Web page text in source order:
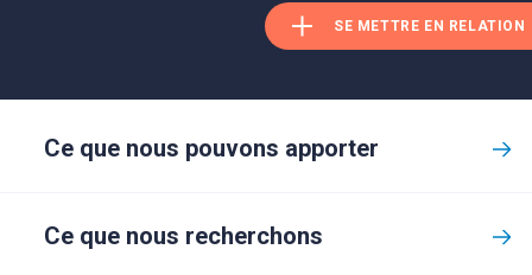
SE METTRE EN RELATION
Ce que nous pouvons apporter
Ce que nous recherchons